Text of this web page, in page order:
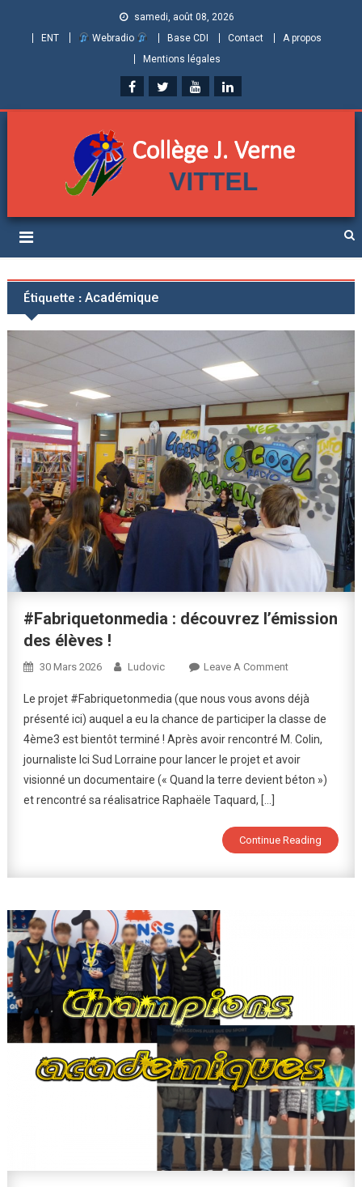
samedi, août 08, 2026
ENT
Webradio Base CDI Contact
A propos
Mentions légales
Collège Jules Verne de
Vittel (Vosges)
Étiquette : Académique
#Fabriquetonmedia : découvrez l’émission
des élèves !
30 Mars 2026 Ludovic Leave A CommentOn
:
Découvrez
L’émission
Des
Élèves
Le projet #Fabriquetonmedia (que nous vous avons déjà
présenté ici) auquel a eu la chance de participer la classe de
4ème3 est bientôt terminé ! Après avoir rencontré M. Colin,
journaliste Ici Sud Lorraine pour lancer le projet et avoir
visionné un documentaire (« Quand la terre devient béton »)
et rencontré sa réalisatrice Raphaële Taquard, […]
Continue Reading